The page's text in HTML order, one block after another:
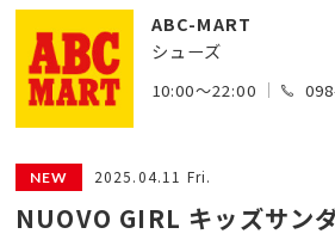
ABC-MART
シューズ
10:00～22:00
2025.04.11 Fri.
NUOVO GIRL キッズサン